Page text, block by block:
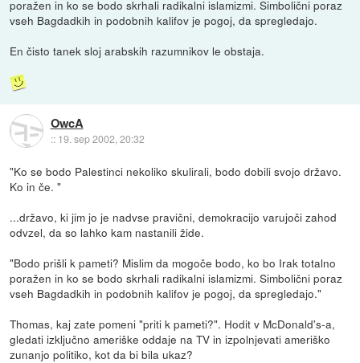
poražen in ko se bodo skrhali radikalni islamizmi. Simbolični poraz
vseh Bagdadkih in podobnih kalifov je pogoj, da spregledajo.
En čisto tanek sloj arabskih razumnikov le obstaja.
OwcA
:: 19. sep 2002, 20:32
"Ko se bodo Palestinci nekoliko skulirali, bodo dobili svojo državo.
Ko in če. "
...državo, ki jim jo je nadvse pravični, demokracijo varujoči zahod
odvzel, da so lahko kam nastanili žide.
"Bodo prišli k pameti? Mislim da mogoče bodo, ko bo Irak totalno
poražen in ko se bodo skrhali radikalni islamizmi. Simbolični poraz
vseh Bagdadkih in podobnih kalifov je pogoj, da spregledajo."
Thomas, kaj zate pomeni "priti k pameti?". Hodit v McDonald's-a,
gledati izključno ameriške oddaje na TV in izpolnjevati ameriško
zunanjo politiko, kot da bi bila ukaz?